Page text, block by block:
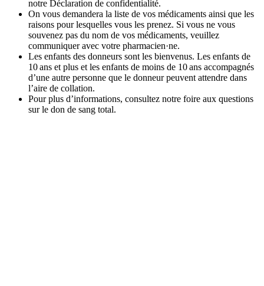
notre Déclaration de confidentialité.
On vous demandera la liste de vos médicaments ainsi que les
raisons pour lesquelles vous les prenez. Si vous ne vous
souvenez pas du nom de vos médicaments, veuillez
communiquer avec votre pharmacien·ne.
Les enfants des donneurs sont les bienvenus. Les enfants de
10 ans et plus et les enfants de moins de 10 ans accompagnés
d’une autre personne que le donneur peuvent attendre dans
l’aire de collation.
Pour plus d’informations, consultez notre foire aux questions
sur le don de sang total.